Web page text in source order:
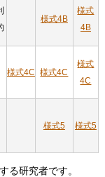
様式4B
様式
4B
様式4C 様式4C
様式
4C
様式5 様式5
る研究者です。